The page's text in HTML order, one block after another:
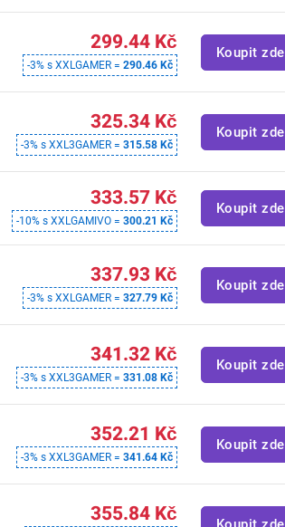
299.44 Kč
-3% s XXLGAMER = 290.46 Kč
Koupit zde
325.34 Kč
-3% s XXL3GAMER = 315.58 Kč
Koupit zde
333.57 Kč
-10% s XXLGAMIVO = 300.21 Kč
Koupit zde
337.93 Kč
-3% s XXLGAMER = 327.79 Kč
Koupit zde
341.32 Kč
-3% s XXL3GAMER = 331.08 Kč
Koupit zde
352.21 Kč
-3% s XXL3GAMER = 341.64 Kč
Koupit zde
355.84 Kč